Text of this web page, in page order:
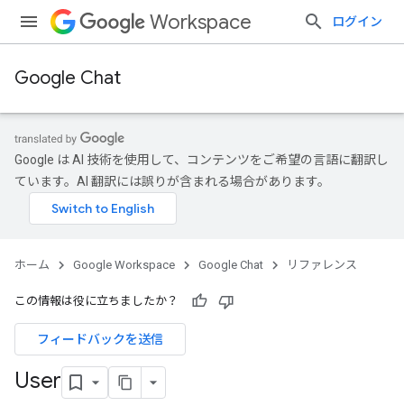
Workspace ログイン
Google Chat
Google は AI 技術を使用して、コンテンツをご希望の言語に翻訳し
ています。AI 翻訳には誤りが含まれる場合があります。
ホーム Google Workspace Google Chat リファレンス
この情報は役に立ちましたか？
フィードバックを送信
User